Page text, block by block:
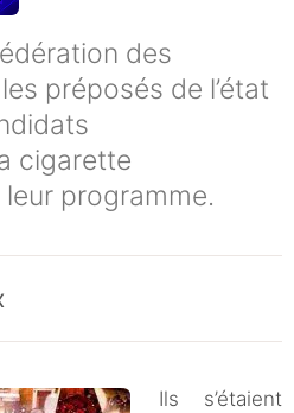
des
préposés de l’état
cigarette
programme.
Ils s’étaient